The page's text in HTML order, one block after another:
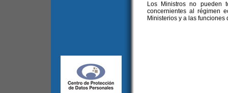
Los Ministros no pueden
concernientes al régimen
Ministerios y a las